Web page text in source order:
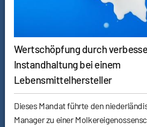
Wertschöpfung durch
Instandhaltung bei einem
Lebensmittelhersteller
Dieses Mandat führte den
Manager zu einer